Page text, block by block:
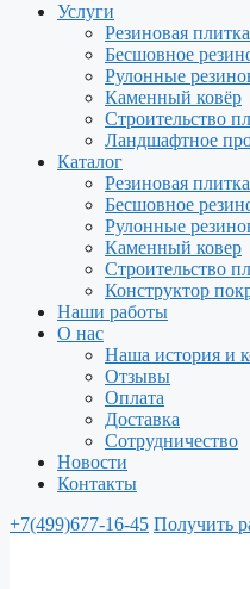
Услуги
Резиновая плитка
Бесшовное
Рулонные
Каменный ковёр
Строительство
Ландшафтное
Каталог
Резиновая плитка
Бесшовное
Рулонные
Каменный ковер
Строительство
Конструктор
Наши работы
О нас
Наша история и
Отзывы
Оплата
Доставка
Сотрудничество
Новости
Контакты
+7(499)677-16-45 Получить